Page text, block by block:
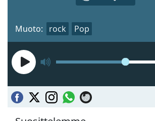
Muoto: rock Pop